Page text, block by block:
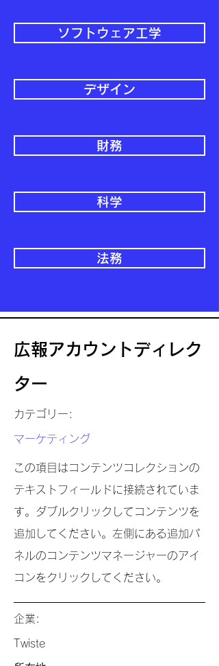
ソフトウェア工学
デザイン
財務
科学
法務
広報アカウントディレク
ター
カテゴリー:
マーケティング
この項目はコンテンツコレクションの
テキストフィールドに接続されていま
す。ダブルクリックしてコンテンツを
追加してください。左側にある追加パ
ネルのコンテンツマネージャーのアイ
コンをクリックしてください。
企業:
Twiste